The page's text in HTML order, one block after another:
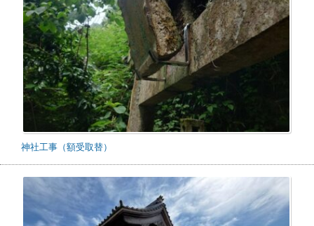
神社工事（額受取替）